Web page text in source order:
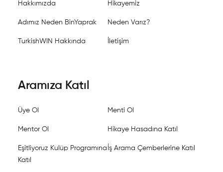
Hakkımızda Hikayemiz
Adımız Neden BinYaprak Neden Varız?
TurkishWIN Hakkında İletişim
Aramıza Katıl
Üye Ol Menti Ol
Mentor Ol Hikaye Hasadına Katıl
Eşitliyoruz Kulüp Programına
Katıl
İş Arama Çemberlerine Katıl